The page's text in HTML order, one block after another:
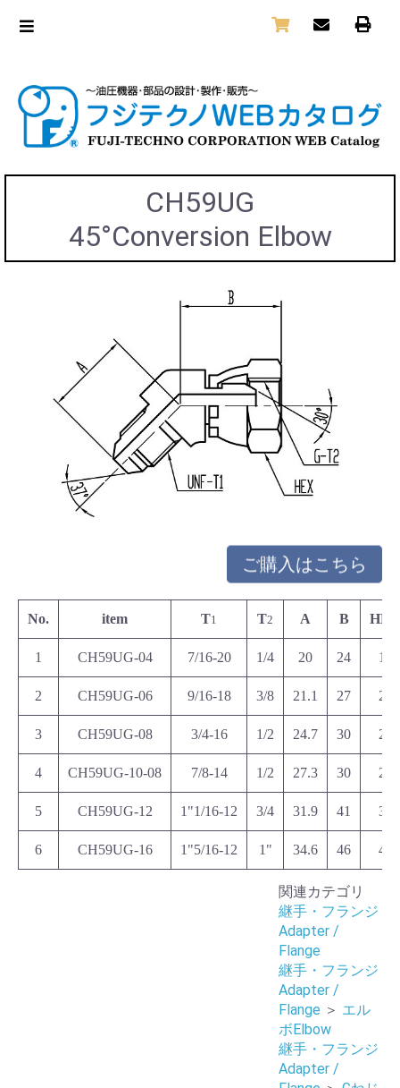
CH59UG
45°Conversion Elbow
ご購入はこちら
No. item T1 T2 A B HEX
1 CH59UG-04 7/16-20 1/4 20 24 19
2 CH59UG-06 9/16-18 3/8 21.1 27 22
3 CH59UG-08 3/4-16 1/2 24.7 30 27
4 CH59UG-10-08 7/8-14 1/2 27.3 30 27
5 CH59UG-12 1"1/16-12 3/4 31.9 41 36
6 CH59UG-16 1"5/16-12 1" 34.6 46 41
関連カテゴリ
継手・フランジ
Adapter /
Flange
継手・フランジ
Adapter /
Flange ＞ エル
ボElbow
継手・フランジ
Adapter /